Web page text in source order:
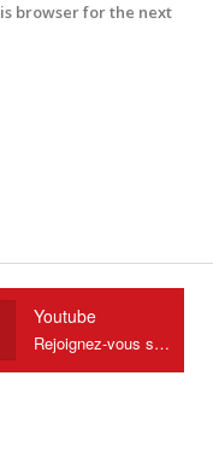
browser for the next
Youtube
Rejoignez-vous sur Youtube